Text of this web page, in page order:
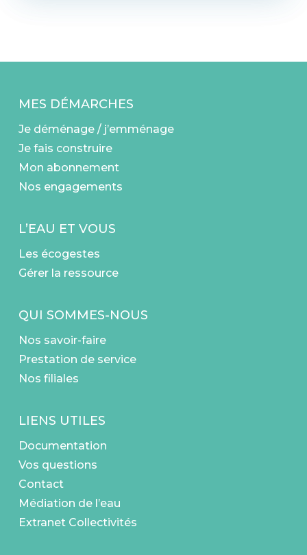
MES DÉMARCHES
Je déménage / j’emménage
Je fais construire
Mon abonnement
Nos engagements
L’EAU ET VOUS
Les écogestes
Gérer la ressource
QUI SOMMES-NOUS
Nos savoir-faire
Prestation de service
Nos filiales
LIENS UTILES
Documentation
Vos questions
Contact
Médiation de l’eau
Extranet Collectivités